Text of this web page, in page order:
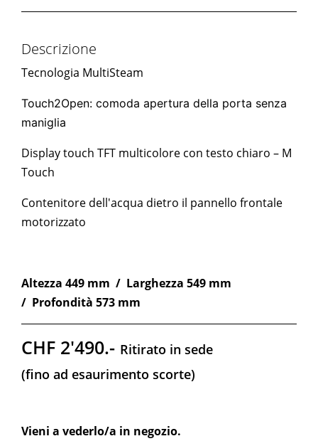
Descrizione
Tecnologia MultiSteam
Touch2Open: comoda apertura della porta senza
maniglia
Display touch TFT multicolore con testo chiaro – M
Touch
Contenitore dell'acqua dietro il pannello frontale
motorizzato
Altezza 449 mm / Larghezza 549 mm
/ Profondità 573 mm
CHF 2'490.- Ritirato in sede
(fino ad esaurimento scorte)
Vieni a vederlo/a in negozio.